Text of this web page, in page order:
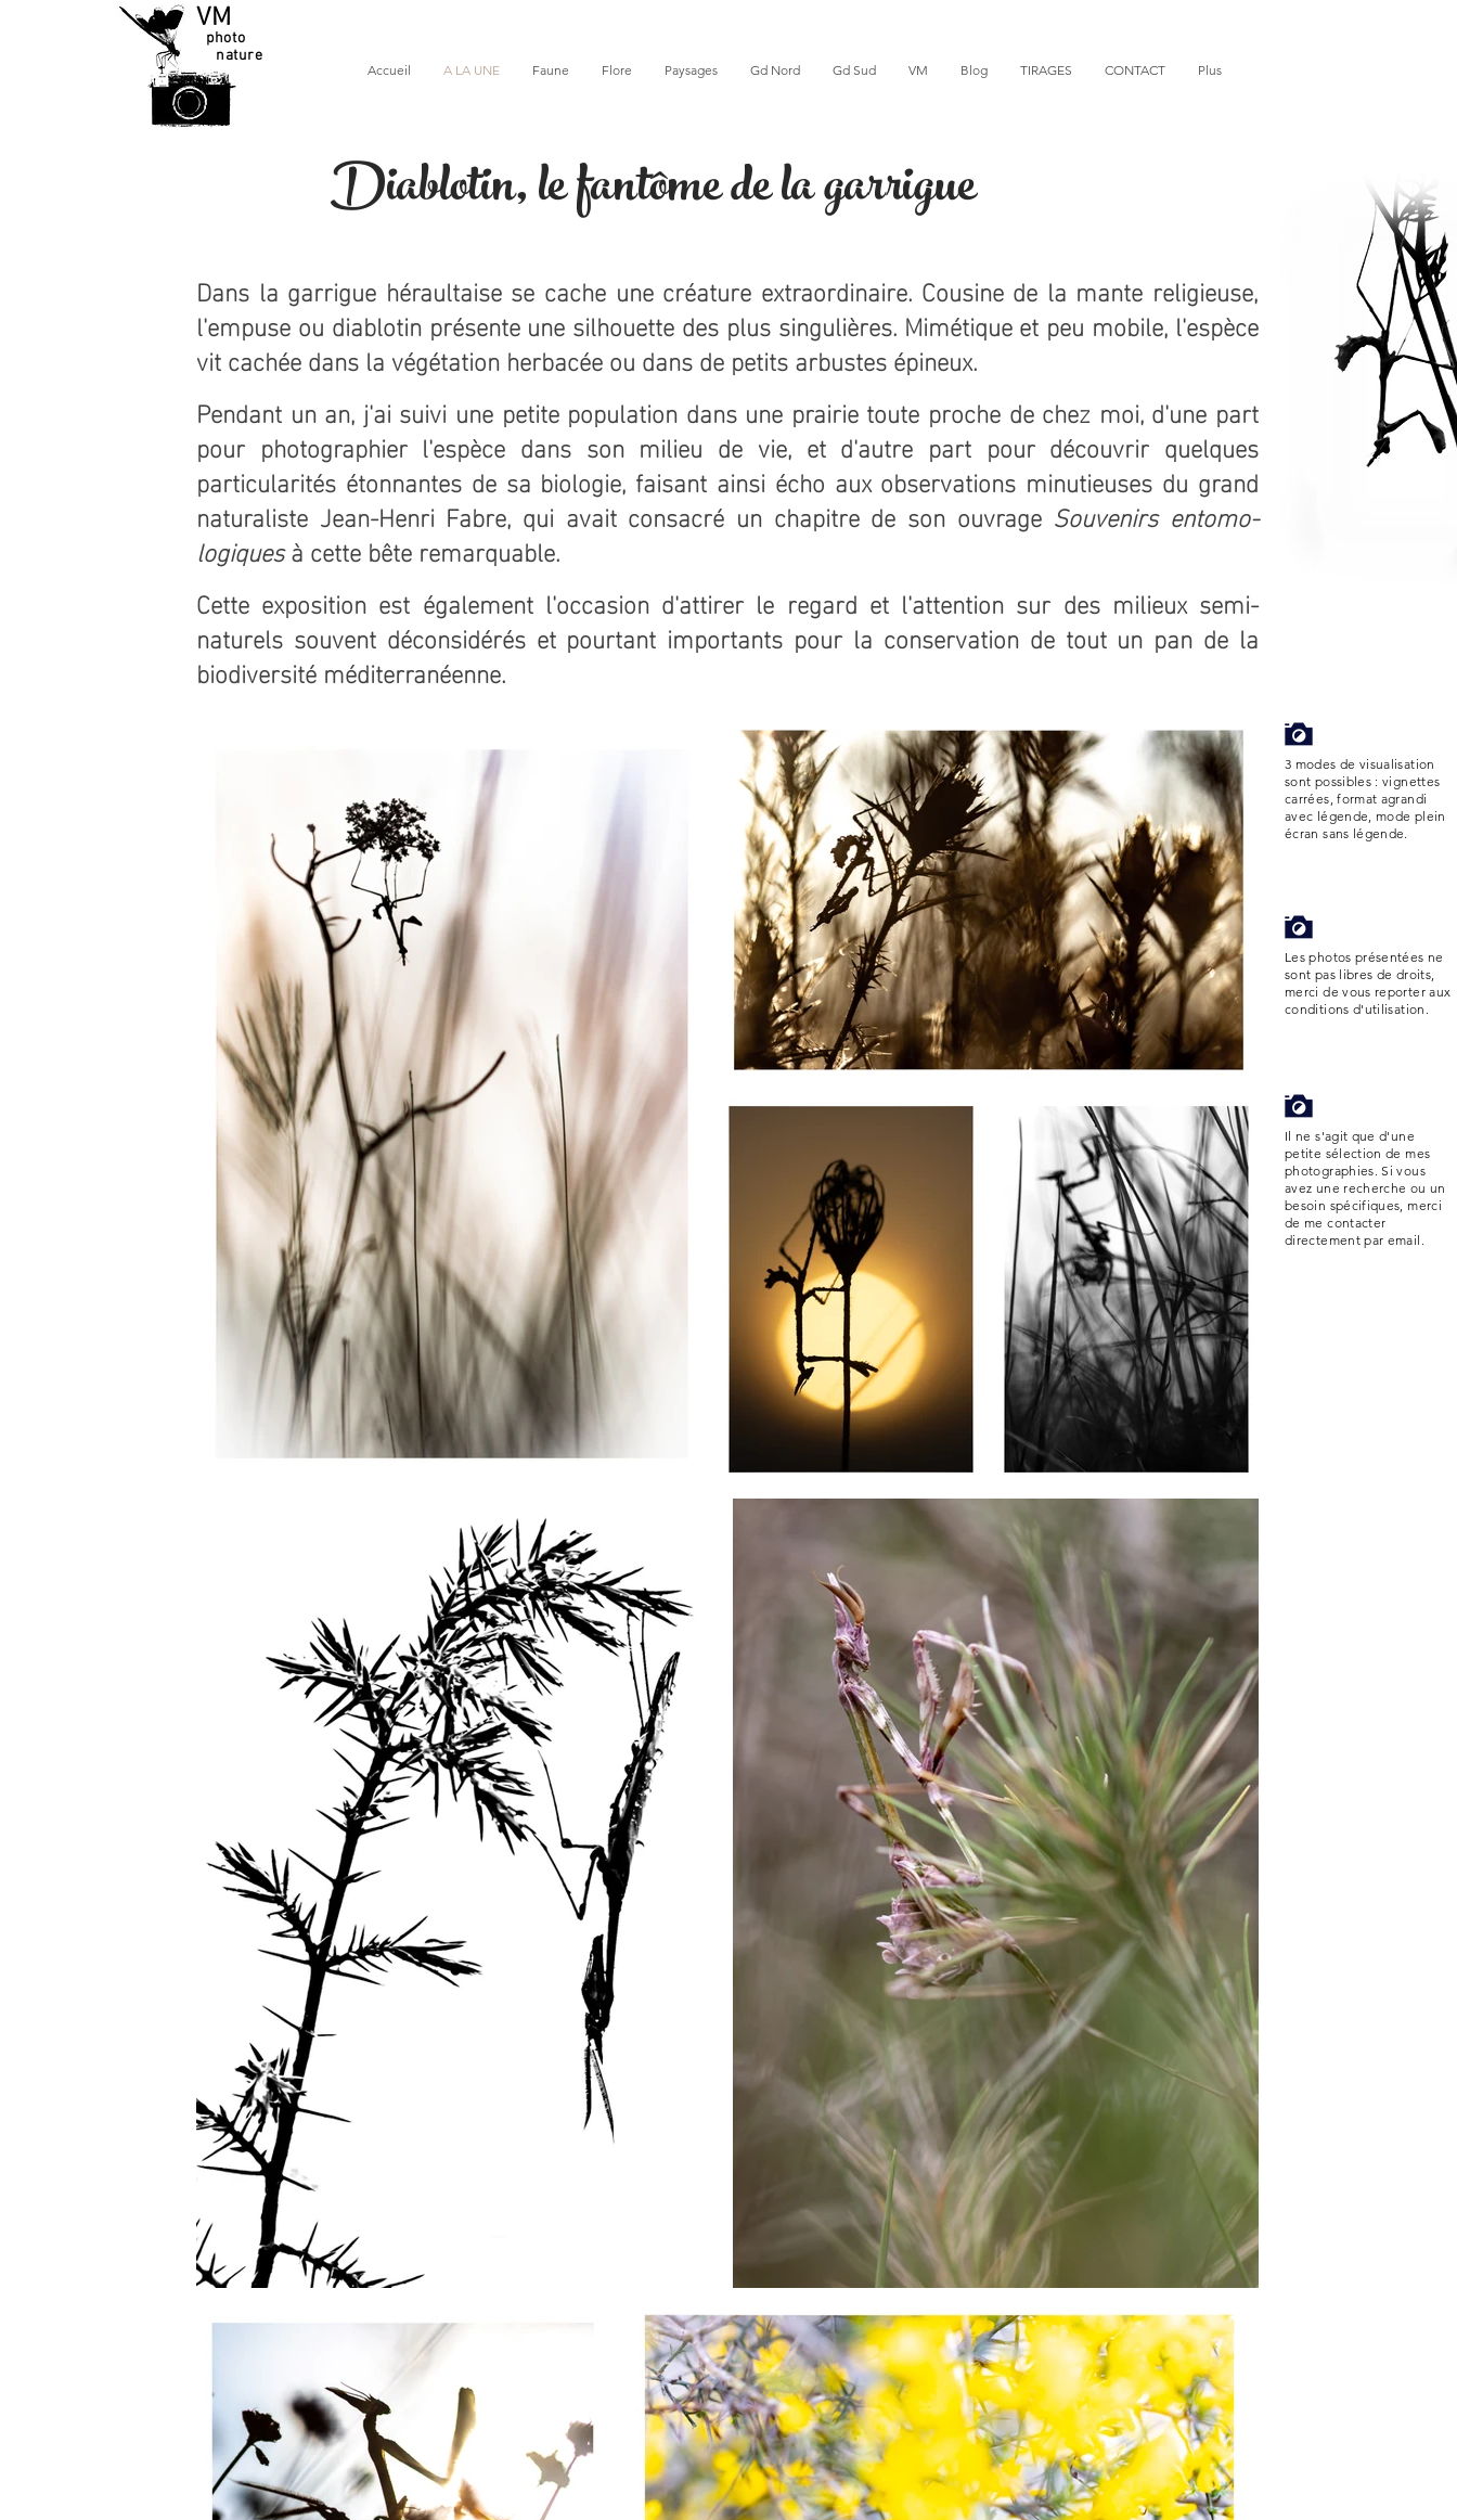
VM
photo
nature
Accueil A LA UNE Faune Flore Paysages Gd Nord Gd Sud VM Blog TIRAGES CONTACT Plus
Diablotin, le fantôme de la garrigue
Dans la garrigue héraultaise se cache une créature extraordinaire. Cousine de la mante religieuse,
l'empuse ou diablotin présente une silhouette des plus singulières. Mimétique et peu mobile, l'espèce
vit cachée dans la végétation herbacée ou dans de petits arbustes épineux.
Pendant un an, j'ai suivi une petite population dans une prairie toute proche de chez moi, d'une part
pour photographier l'espèce dans son milieu de vie, et d'autre part pour découvrir quelques
particularités étonnantes de sa biologie, faisant ainsi écho aux observations minutieuses du grand
naturaliste Jean-Henri Fabre, qui avait consacré un chapitre de son ouvrage Souvenirs entomo-
logiquesà cette bête remarquable.
Cette exposition est également l'occasion d'attirer le regard et l'attention sur des milieux semi-
naturels souvent déconsidérés et pourtant importants pour la conservation de tout un pan de la
biodiversité méditerranéenne.
3 modes de visualisation
sont possibles : vignettes
carrées, format agrandi
avec légende, mode plein
écran sans légende.
Les photos présentées ne
sont pas libres de droits,
merci de vous reporter aux
conditions d'utilisation.
Il ne s'agit que d'une
petite sélection de mes
photographies. Si vous
avez une recherche ou un
besoin spécifiques, merci
de me contacter
directement par email.